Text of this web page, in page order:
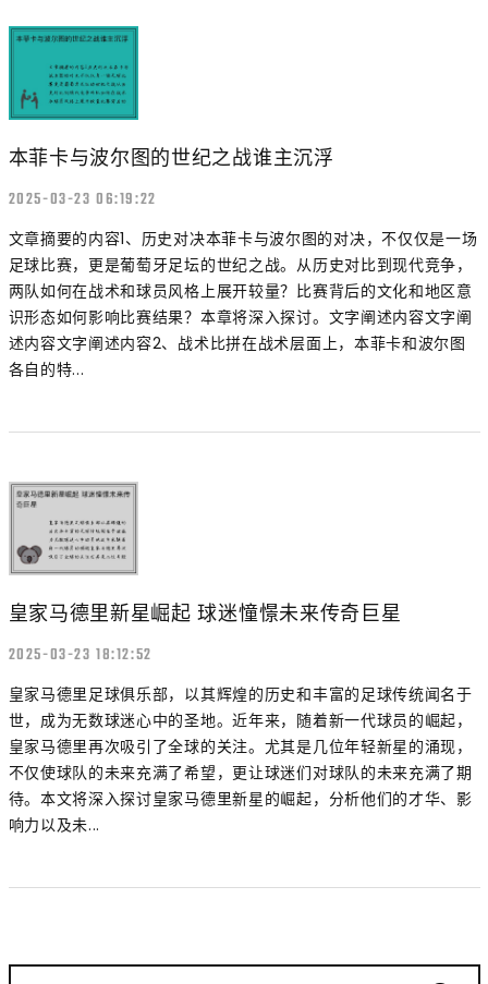
本菲卡与波尔图的世纪之战谁主沉浮
2025-03-23 06:19:22
文章摘要的内容1、历史对决本菲卡与波尔图的对决，不仅仅是一场
足球比赛，更是葡萄牙足坛的世纪之战。从历史对比到现代竞争，
两队如何在战术和球员风格上展开较量？比赛背后的文化和地区意
识形态如何影响比赛结果？本章将深入探讨。文字阐述内容文字阐
述内容文字阐述内容2、战术比拼在战术层面上，本菲卡和波尔图
各自的特...
皇家马德里新星崛起 球迷憧憬未来传奇巨星
2025-03-23 18:12:52
皇家马德里足球俱乐部，以其辉煌的历史和丰富的足球传统闻名于
世，成为无数球迷心中的圣地。近年来，随着新一代球员的崛起，
皇家马德里再次吸引了全球的关注。尤其是几位年轻新星的涌现，
不仅使球队的未来充满了希望，更让球迷们对球队的未来充满了期
待。本文将深入探讨皇家马德里新星的崛起，分析他们的才华、影
响力以及未...